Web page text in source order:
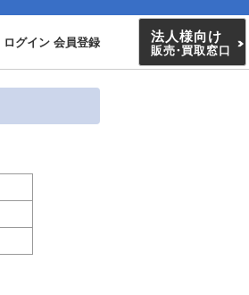
ログイン 会員登録 法人様向け
販売・買取窓口